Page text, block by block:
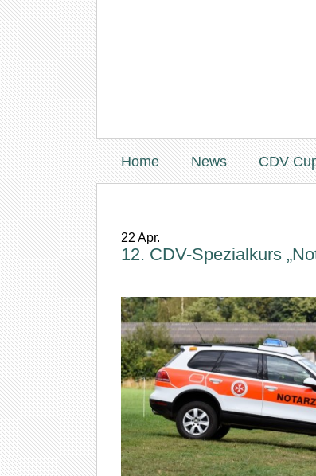
Home News CDV
22 Apr.
12. CDV-Spezialkurs